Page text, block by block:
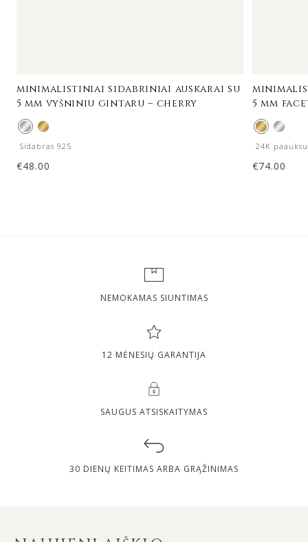
minimalistiniai sidabriniai auskarai su
5 mm vyšniniu gintaru – cherry
Sidabras 925
€48.00
5 mm
24K
€74.00
NEMOKAMAS SIUNTIMAS
12 MĖNESIŲ GARANTIJA
SAUGUS ATSISKAITYMAS
30 DIENŲ KEITIMAS ARBA GRĄŽINIMAS